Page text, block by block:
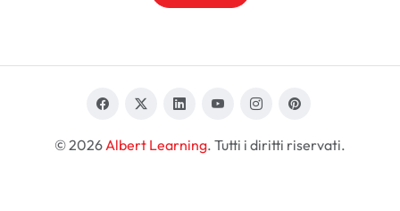
© 2026 Albert Learning. Tutti i diritti riservati.